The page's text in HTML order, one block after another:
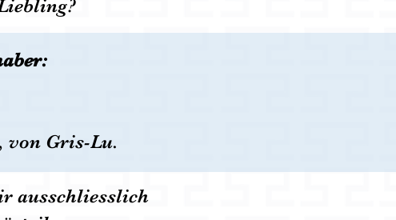
von Gris-Lu.
ausschliesslich